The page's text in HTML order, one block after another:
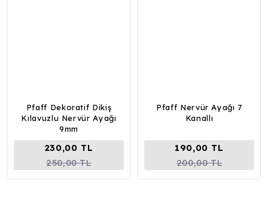
Pfaff Dekoratif Dikiş
Kılavuzlu Nervür Ayağı
9mm
230,00 TL
250,00 TL
Pfaff Nervür Ayağı 7
Kanallı
190,00 TL
200,00 TL